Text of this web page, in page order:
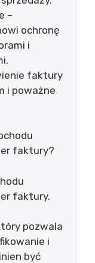
–
ochronę
i
faktury
i poważne
faktury?
faktury.
pozwala
i
być